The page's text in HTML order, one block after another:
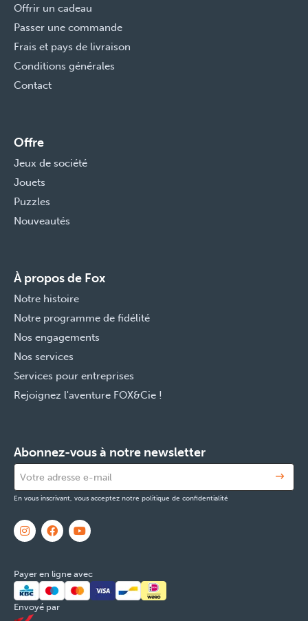
Offrir un cadeau
Passer une commande
Frais et pays de livraison
Conditions générales
Contact
Offre
Jeux de société
Jouets
Puzzles
Nouveautés
À propos de Fox
Notre histoire
Notre programme de fidélité
Nos engagements
Nos services
Services pour entreprises
Rejoignez l'aventure FOX&Cie !
Abonnez-vous à notre newsletter
En vous inscrivant, vous acceptez notre politique de confidentialité
Payer en ligne avec
Envoyé par